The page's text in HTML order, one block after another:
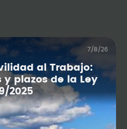
7/8/26
al Trabajo:
plazos de la Ley
2025